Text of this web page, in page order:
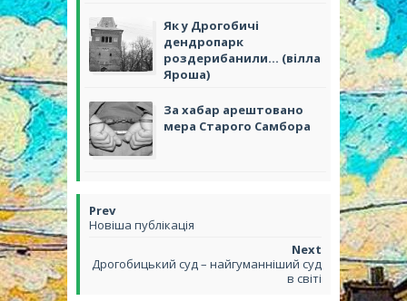
Як у Дрогобичі
дендропарк
роздерибанили... (вілла
Яроша)
За хабар арештовано
мера Старого Самбора
Новіша публікація
Дрогобицький суд – найгуманніший суд
в світі